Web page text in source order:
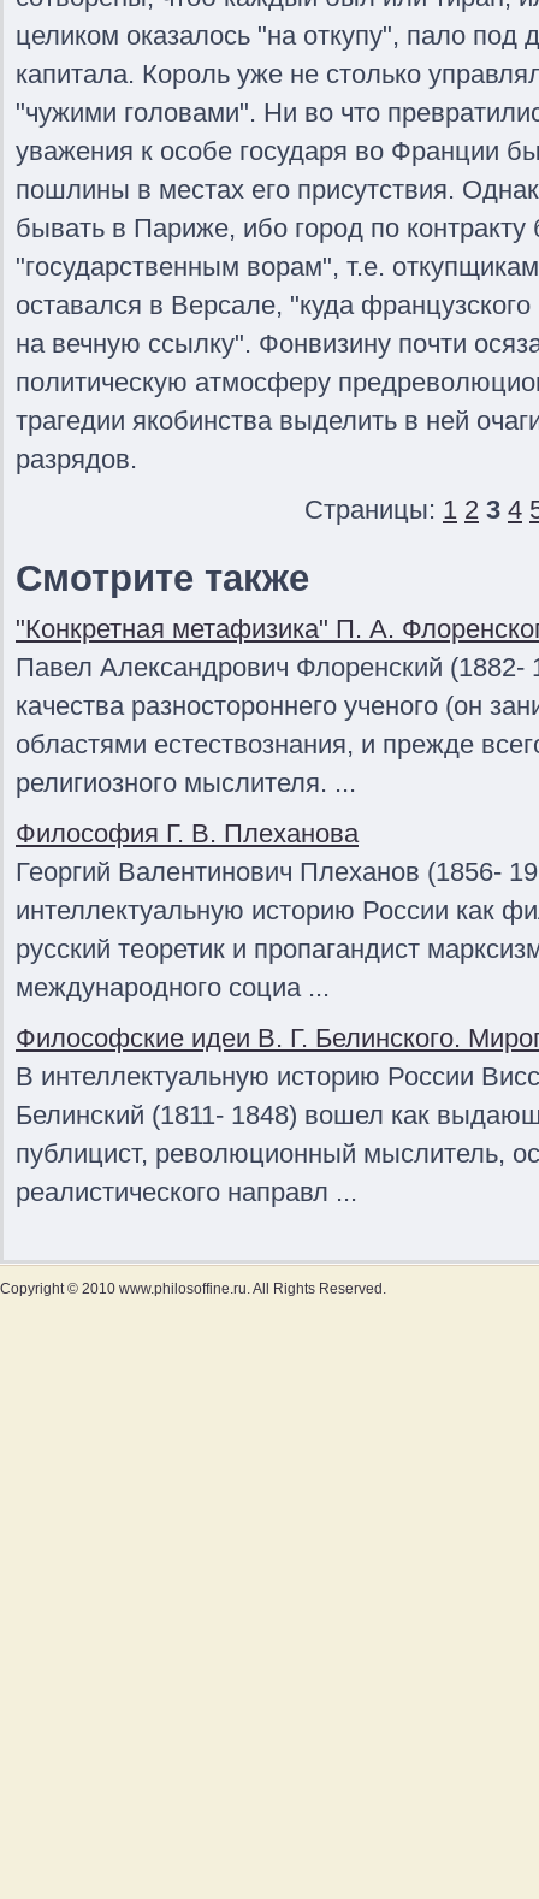
целиком оказалось "на откупу", пало под
капитала. Король уже не столько
"чужими головами". Ни во что
уважения к особе государя во Франции
пошлины в местах его присутствия.
бывать в Париже, ибо город по
"государственным ворам", т.е.
оставался в Версале, "куда
на вечную ссылку". Фонвизину почти
политическую атмосферу
трагедии якобинства выделить в ней
разрядов.
Страницы: 1 2 3 4
Смотрите также
"Конкретная метафизика" П. А.
Павел Александрович Флоренский (1882-
качества разностороннего ученого (он
областями естествознания, и прежде
религиозного мыслителя. ...
Философия Г. В. Плеханова
Георгий Валентинович Плеханов (1856-
интеллектуальную историю России как
русский теоретик и пропагандист
международного социа ...
Философские идеи В. Г. Белинского.
В интеллектуальную историю России
Белинский (1811- 1848) вошел как
публицист, революционный мыслитель,
реалистического направл ...
Copyright © 2010 www.philosoffine.ru. All Rights Reserved.